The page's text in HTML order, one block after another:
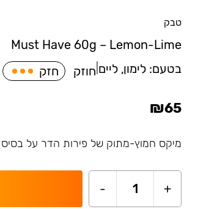
טבק
Must Have 60g – Lemon-Lime
בטעם: לימון, ליים חוזק חזק
₪65
מיקס חמוץ-מתוק של פירות הדר על בסיס
+
1
-